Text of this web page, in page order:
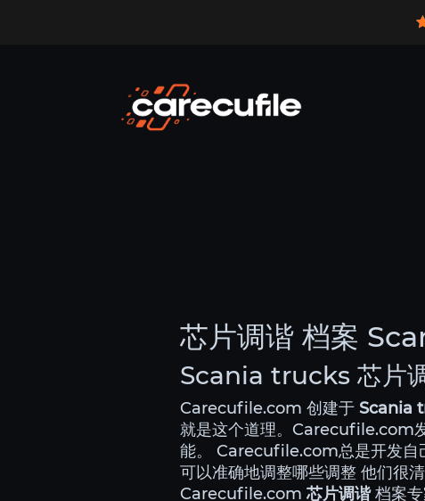
芯片调谐 档案
Scania trucks 芯片
Carecufile.com 创建于 Scania
就是这个道理。Carecufile.com
能。 Carecufile.com总是开发自
可以准确地调整哪些调整 他们很
Carecufile.com 芯片调谐档案专